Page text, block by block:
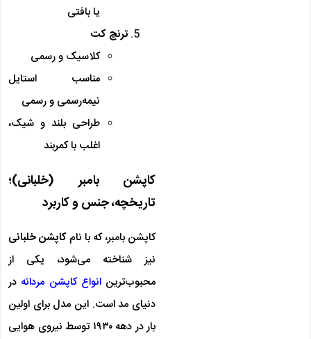
یا بافتی
ترنچ کت
کلاسیک و رسمی
مناسب استایل
نیمه‌رسمی و رسمی
طراحی بلند و شیک،
اغلب با کمربند
کاپشن بامبر (خلبانی)؛
تاریخچه، جنس و کاربرد
کاپشن بامبر، که با نام کاپشن خلبانی
نیز شناخته می‌شود، یکی از
محبوب‌ترینانواع کاپشن مردانه در
دنیای مد است. این مدل برای اولین
بار در دهه ۱۹۳۰ توسط نیروی هوایی